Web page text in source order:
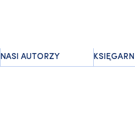
NASI AUTORZY